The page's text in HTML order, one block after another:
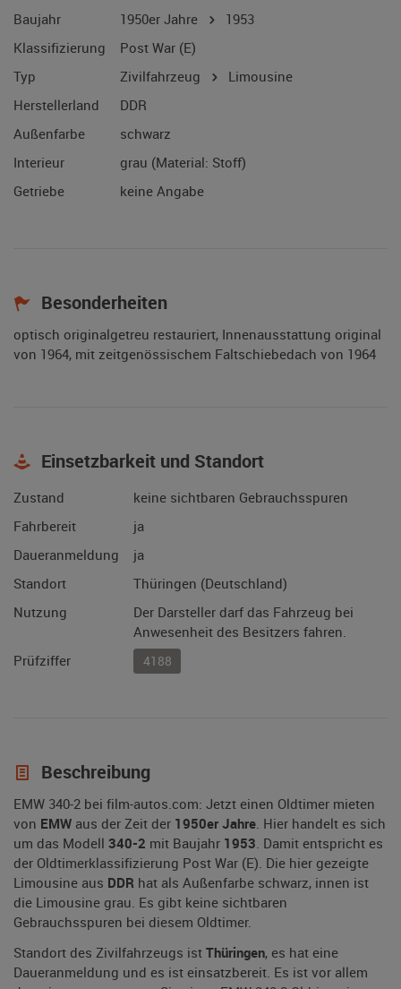
Baujahr
1950er Jahre
1953
Klassifizierung
Post War (E)
Typ
Zivilfahrzeug
Limousine
Herstellerland
DDR
Außenfarbe
schwarz
Interieur
grau (Material: Stoff)
Getriebe
keine Angabe
Besonderheiten
optisch originalgetreu restauriert, Innenausstattung original
von 1964, mit zeitgenössischem Faltschiebedach von 1964
Einsetzbarkeit und Standort
Zustand
keine sichtbaren Gebrauchsspuren
Fahrbereit
ja
Daueranmeldung
ja
Standort
Thüringen (Deutschland)
Nutzung
Der Darsteller darf das Fahrzeug bei
Anwesenheit des Besitzers fahren.
Prüfziffer
4188
Beschreibung
EMW 340-2 bei film-autos.com: Jetzt einen Oldtimer mieten
von EMW aus der Zeit der 1950er Jahre. Hier handelt es sich
um das Modell 340-2 mit Baujahr 1953. Damit entspricht es
der Oldtimerklassifizierung Post War (E). Die hier gezeigte
Limousine aus DDR hat als Außenfarbe schwarz, innen ist
die Limousine grau. Es gibt keine sichtbaren
Gebrauchsspuren bei diesem Oldtimer.
Standort des Zivilfahrzeugs ist Thüringen, es hat eine
Daueranmeldung und es ist einsatzbereit. Es ist vor allem